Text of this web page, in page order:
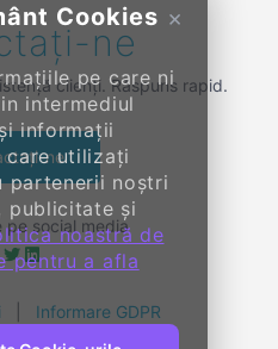
×
Cookies
pe care ni
intermediul
informații
care utilizați
partenerii noștri
publicitate și
noastră de
pentru a afla
ne
clienți. Răspuns rapid.
ne
pe social media
Informare GDPR